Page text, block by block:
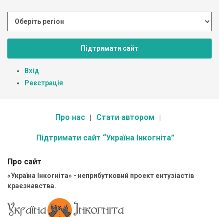
Підтримати сайт
Вхід
Реєстрація
Про нас Стати автором
Підтримати сайт “Україна Інкогніта”
Про сайт
«Україна Інкогніта» - неприбутковий проект ентузіастів
краєзнавства.